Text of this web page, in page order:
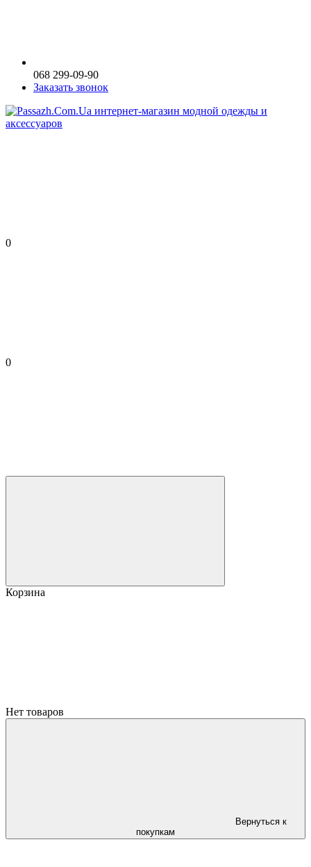
068 299-09-90
Заказать звонок
0
0
Корзина
Нет товаров
Вернуться к
покупкам